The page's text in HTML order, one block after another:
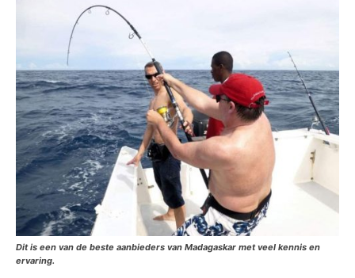
Dit is een van de beste aanbieders van Madagaskar met veel kennis en
ervaring.